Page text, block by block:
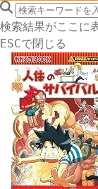
search icon
サイト内
検索結果がここに
ESCで閉じる